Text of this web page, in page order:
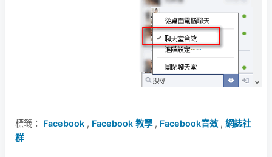
標籤： Facebook , Facebook 教學, Facebook音效, 網誌社
群